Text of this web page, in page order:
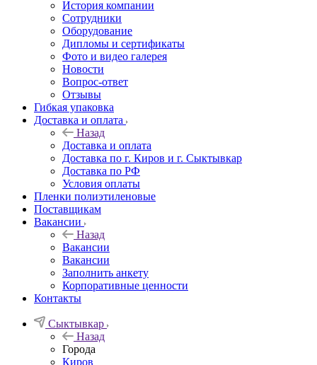
История компании
Сотрудники
Оборудование
Дипломы и сертификаты
Фото и видео галерея
Новости
Вопрос-ответ
Отзывы
Гибкая упаковка
Доставка и оплата
Назад
Доставка и оплата
Доставка по г. Киров и г. Сыктывкар
Доставка по РФ
Условия оплаты
Пленки полиэтиленовые
Поставщикам
Вакансии
Назад
Вакансии
Вакансии
Заполнить анкету
Корпоративные ценности
Контакты
Сыктывкар
Назад
Города
Киров